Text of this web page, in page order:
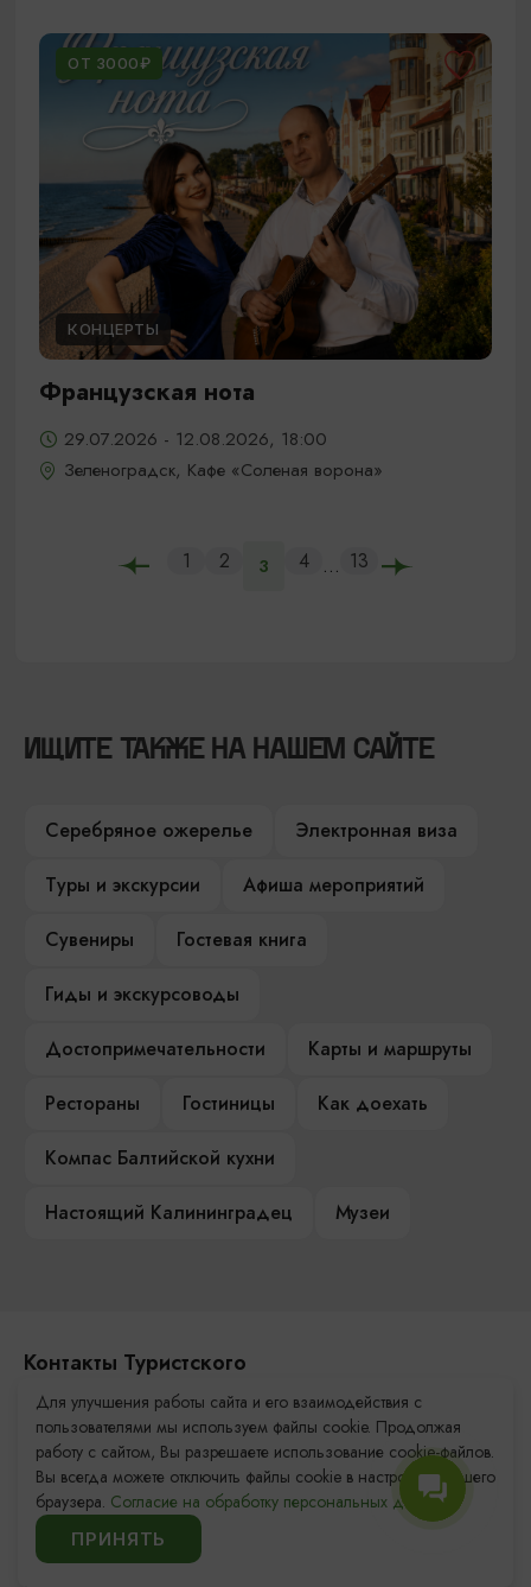
ОТ 3000₽
КОНЦЕРТЫ
Французская нота
29.07.2026 - 12.08.2026, 18:00
Зеленоградск, Кафе «Соленая ворона»
1 2 3 4 ... 13
ИЩИТЕ ТАКЖЕ НА НАШЕМ САЙТЕ
Серебряное ожерелье
Электронная виза
Туры и экскурсии
Афиша мероприятий
Сувениры
Гостевая книга
Гиды и экскурсоводы
Достопримечательности
Карты и маршруты
Рестораны
Гостиницы
Как доехать
Компас Балтийской кухни
Настоящий Калининградец
Музеи
Контакты Туристского
информационного центра
+7 (4012) 555-200
8 (800) 200-55-39
info@visit-kaliningrad.ru
Для улучшения работы сайта и его взаимодействия с
пользователями мы используем файлы cookie. Продолжая
работу с сайтом, Вы разрешаете использование cookie-файлов.
Вы всегда можете отключить файлы cookie в настройках Вашего
браузера. Согласие на обработку персональных данных.
ПРИНЯТЬ